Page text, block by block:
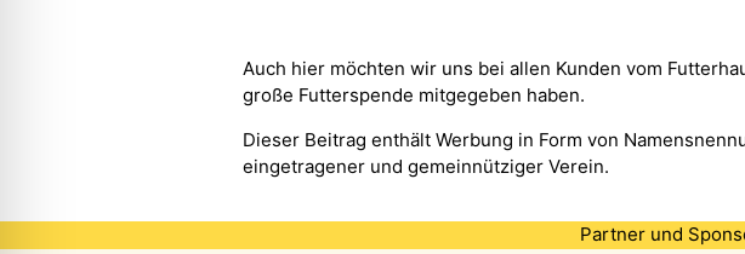
Auch hier möchten wir uns bei allen Kunden vom
große Futterspende mitgegeben haben.
Dieser Beitrag enthält Werbung in Form von
eingetragener und gemeinnütziger Verein.
Partner und